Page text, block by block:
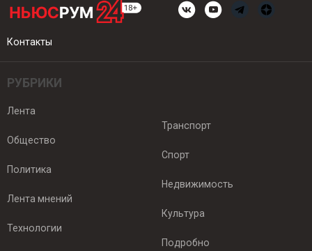
Контакты
РУБРИКИ
Лента
Общество
Политика
Лента мнений
Технологии
Транспорт
Спорт
Недвижимость
Культура
Подробно